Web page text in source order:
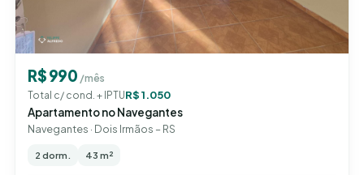
R$ 990 /mês
Total c/ cond. + IPTUR$ 1.050
Apartamento no Navegantes
Navegantes · Dois Irmãos – RS
2 dorm. 43 m²